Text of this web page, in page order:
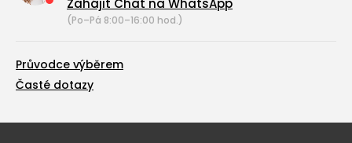
Zahájit Chat na WhatsApp
(Po–Pá 8:00–16:00 hod.)
Průvodce výběrem
Časté dotazy